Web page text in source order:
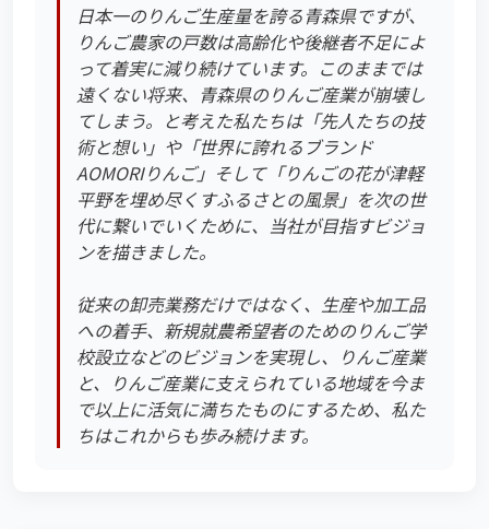
日本一のりんご生産量を誇る青森県ですが、
りんご農家の戸数は高齢化や後継者不足によ
って着実に減り続けています。このままでは
遠くない将来、青森県のりんご産業が崩壊し
てしまう。と考えた私たちは「先人たちの技
術と想い」や「世界に誇れるブランド
AOMORIりんご」そして「りんごの花が津軽
平野を埋め尽くすふるさとの風景」を次の世
代に繋いでいくために、当社が目指すビジョ
ンを描きました。
従来の卸売業務だけではなく、生産や加工品
への着手、新規就農希望者のためのりんご学
校設立などのビジョンを実現し、りんご産業
と、りんご産業に支えられている地域を今ま
で以上に活気に満ちたものにするため、私た
ちはこれからも歩み続けます。